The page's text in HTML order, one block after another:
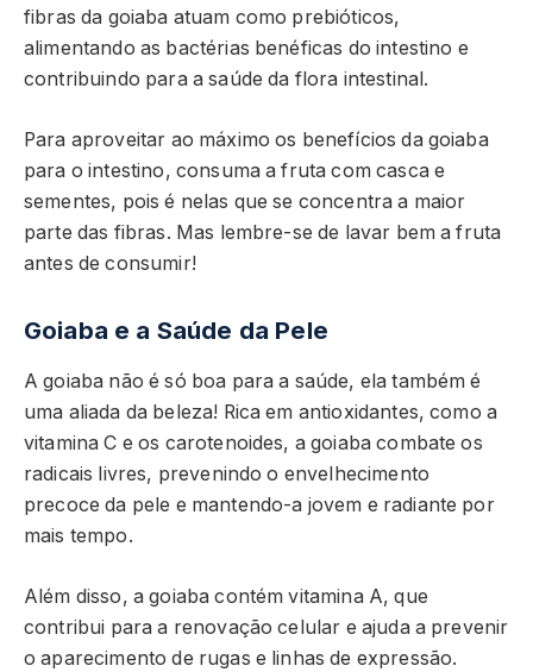
fibras da goiaba atuam como prebióticos,
alimentando as bactérias benéficas do intestino e
contribuindo para a saúde da flora intestinal.
Para aproveitar ao máximo os benefícios da goiaba
para o intestino, consuma a fruta com casca e
sementes, pois é nelas que se concentra a maior
parte das fibras. Mas lembre-se de lavar bem a fruta
antes de consumir!
Goiaba e a Saúde da Pele
A goiaba não é só boa para a saúde, ela também é
uma aliada da beleza! Rica em antioxidantes, como a
vitamina C e os carotenoides, a goiaba combate os
radicais livres, prevenindo o envelhecimento
precoce da pele e mantendo-a jovem e radiante por
mais tempo.
Além disso, a goiaba contém vitamina A, que
contribui para a renovação celular e ajuda a prevenir
o aparecimento de rugas e linhas de expressão.